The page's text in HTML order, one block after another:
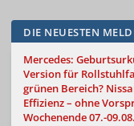
DIE NEUESTEN
Mercedes:
Version für
grünen Bereich?
Effizienz – ohne
Wochenende 07.-